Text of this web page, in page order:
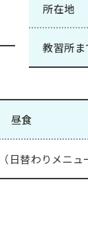
所在地
教習所ま
昼食
日替わりメニュ